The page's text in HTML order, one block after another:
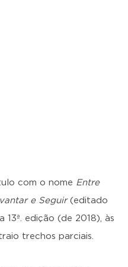
com o nome Entre
e Seguir(editado
13ª. edição (de 2018), às
trechos parciais.